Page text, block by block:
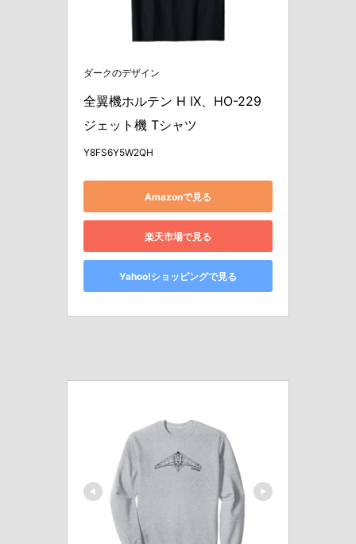
ダークのデザイン
全翼機ホルテン H IX、HO-229
ジェット機 Tシャツ
Y8FS6Y5W2QH
Amazonで見る
楽天市場で見る
Yahoo!ショッピングで見る